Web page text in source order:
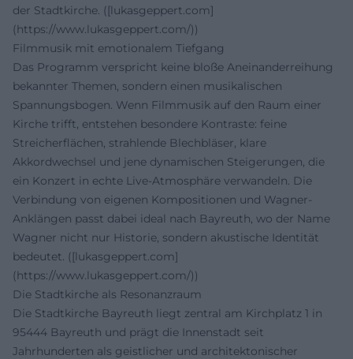
der Stadtkirche. ([lukasgeppert.com]
(https://www.lukasgeppert.com/))
Filmmusik mit emotionalem Tiefgang
Das Programm verspricht keine bloße Aneinanderreihung
bekannter Themen, sondern einen musikalischen
Spannungsbogen. Wenn Filmmusik auf den Raum einer
Kirche trifft, entstehen besondere Kontraste: feine
Streicherflächen, strahlende Blechbläser, klare
Akkordwechsel und jene dynamischen Steigerungen, die
ein Konzert in echte Live-Atmosphäre verwandeln. Die
Verbindung von eigenen Kompositionen und Wagner-
Anklängen passt dabei ideal nach Bayreuth, wo der Name
Wagner nicht nur Historie, sondern akustische Identität
bedeutet. ([lukasgeppert.com]
(https://www.lukasgeppert.com/))
Die Stadtkirche als Resonanzraum
Die Stadtkirche Bayreuth liegt zentral am Kirchplatz 1 in
95444 Bayreuth und prägt die Innenstadt seit
Jahrhunderten als geistlicher und architektonischer